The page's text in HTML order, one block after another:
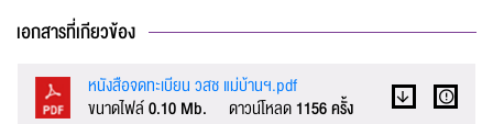
เอกสารที่เกียวข้อง
หนังสือจดทะเบียน วสช แม่บ้านฯ.pdf
ขนาดไฟล์0.10 Mb. ดาวน์โหลด1156 ครั้ง